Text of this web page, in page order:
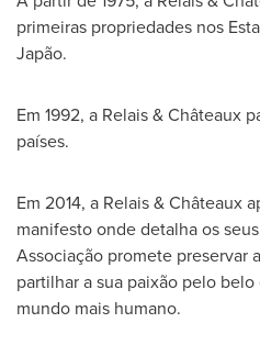
primeiras propriedades nos
Japão.
Em 1992, a Relais & Châteaux
países.
Em 2014, a Relais & Châteaux
manifesto onde detalha os
Associação promete preservar
partilhar a sua paixão pelo
mundo mais humano.